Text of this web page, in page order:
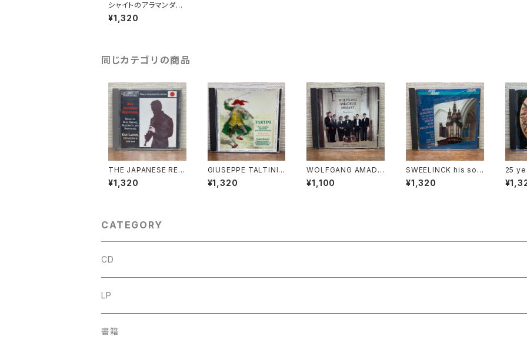
シャイトのアラマンダ
【演奏者：今井奈緒子】
レコード会社：ALM RE
¥1,320
同じカテゴリの商品
THE JAPANESE REC
ORDER【演奏者：Dan
Laurin】レコード会社：
¥1,320
GIUSEPPE TALTINI F
IVE VIOLIN SONATA
S【演奏者：Fabio Bion
年
¥1,320
WOLFGANG AMADE
US MOZART Diverti
menti【演奏者：Mozar
¥1,100
SWEELINCK his sou
rces - his influence
vol.2【演奏者：BERNA
¥1,320
25
s
nhardt
CATEGORY
CD
古楽
中古CD
古楽以外
LP
古楽
書籍